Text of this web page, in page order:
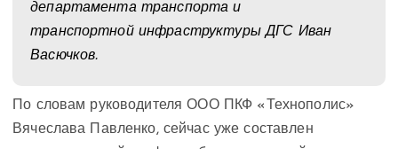
департамента транспорта и
транспортной инфраструктуры ДГС Иван
Васючков.
По словам руководителя ООО ПКФ «Технополис»
Вячеслава Павленко, сейчас уже составлен